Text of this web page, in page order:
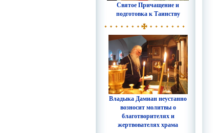
Святое Причащение и
подготовка к Таинству
Владыка Дамиан неустанно
возносит молитвы о
благотворителях и
жертвователях храма